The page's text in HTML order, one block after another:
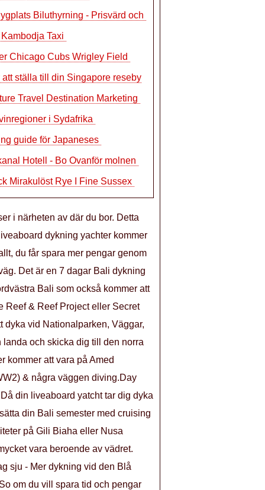
Biluthyrning - Prisvärd och
Taxi
Chicago Cubs Wrigley Field
att ställa till din Singapore reseby
Travel Destination Marketing
i Sydafrika
guide för Japaneses
Hotell - Bo Ovanför molnen
Mirakulöst Rye I Fine Sussex
i närheten av där du bor. Detta
dykning yachter kommer
du får spara mer pengar genom
Det är en 7 dagar Bali dykning
Bali som också kommer att
Reef & Reef Project eller Secret
dyka vid Nationalparken, Väggar,
och skicka dig till den norra
kommer att vara på Amed
& några väggen diving.Day
din liveaboard yatcht tar dig dyka
din Bali semester med cruising
på Gili Biaha eller Nusa
vara beroende av vädret.
sju - Mer dykning vid den Blå
om du vill spara tid och pengar